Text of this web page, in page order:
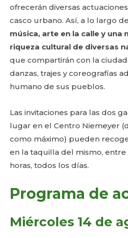
ofrecerán diversas
casco urbano. Así, a lo largo
música, arte en la calle y una
riqueza cultural de diversas
que compartirán con la
danzas, trajes y coreografías
humano de sus pueblos.
Las invitaciones para las dos
lugar en el Centro Niemeyer
como máximo) pueden
en la taquilla del mismo, entre
horas, todos los días.
Programa de
Miércoles 14 de